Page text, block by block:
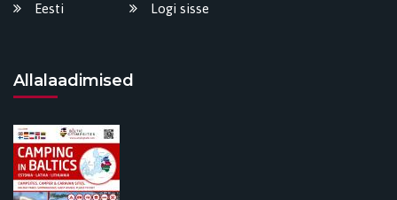
Eesti Logi sisse
Allalaadimised